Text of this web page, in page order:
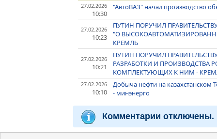
27.02.2026
10:30
"АвтоВАЗ" начал производство
27.02.2026
10:23
ПУТИН ПОРУЧИЛ
"О
КРЕМЛЬ
27.02.2026
10:21
ПУТИН ПОРУЧИЛ
РАЗРАБОТКИ И ПРОИЗВОДСТВА
КОМПЛЕКТУЮЩИХ К НИМ -
27.02.2026
10:10
Добыча нефти на
- минэнерго
Комментарии отключены.